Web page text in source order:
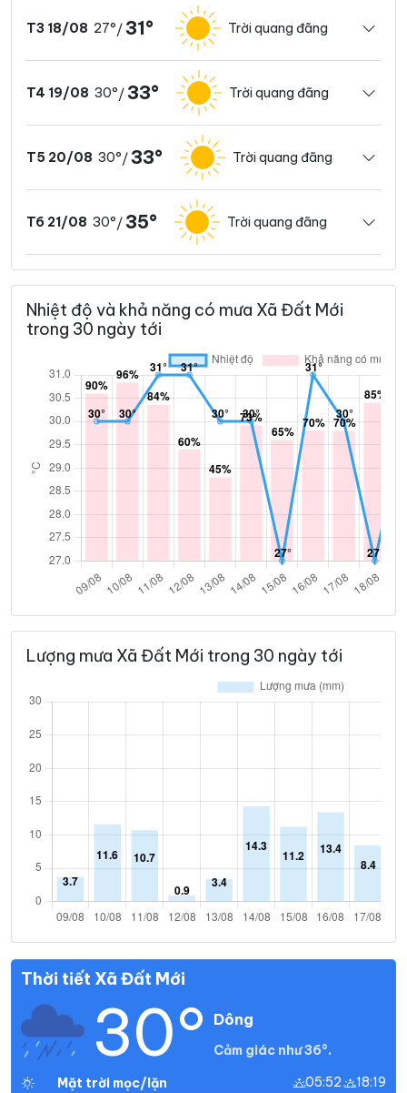
T3 18/08 27°/ 31° Trời quang đãng
T4 19/08 30°/ 33° Trời quang đãng
T5 20/08 30°/ 33° Trời quang đãng
T6 21/08 30°/ 35° Trời quang đãng
Nhiệt độ và khả năng có mưa Xã Đất Mới
trong 30 ngày tới
Lượng mưa Xã Đất Mới trong 30 ngày tới
Thời tiết Xã Đất Mới
30° Dông
Cảm giác như 36°.
Mặt trời mọc/lặn
05:52 18:19